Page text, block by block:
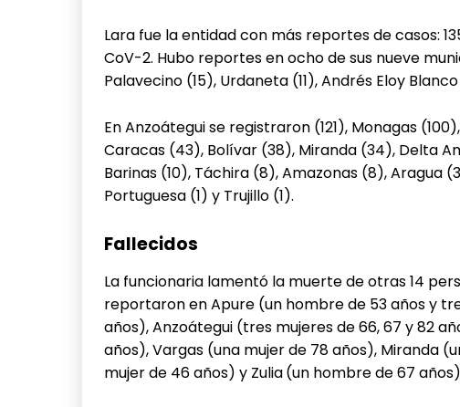
Lara fue la entidad con más reportes de casos:
CoV-2. Hubo reportes en ocho de sus nueve
Palavecino (15), Urdaneta (11), Andrés Eloy
En Anzoátegui se registraron (121), Monagas
Caracas (43), Bolívar (38), Miranda (34), Delta
Barinas (10), Táchira (8), Amazonas (8), Aragua
Portuguesa (1) y Trujillo (1).
Fallecidos
La funcionaria lamentó la muerte de otras 14
reportaron en Apure (un hombre de 53 años y
años), Anzoátegui (tres mujeres de 66, 67 y 82
años), Vargas (una mujer de 78 años), Miranda
mujer de 46 años) y Zulia(un hombre de 67